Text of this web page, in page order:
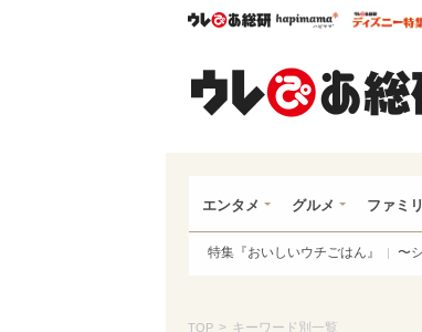
ウレぴあ総研ハピママ*
エンタメ グルメ ファミ
特集『おいしいウチごはん』 〜
TOP > キーワード別一覧